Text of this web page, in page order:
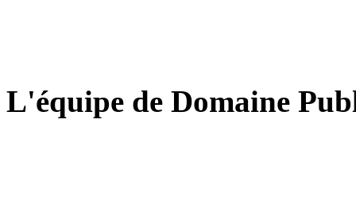
L'équipe de Domaine